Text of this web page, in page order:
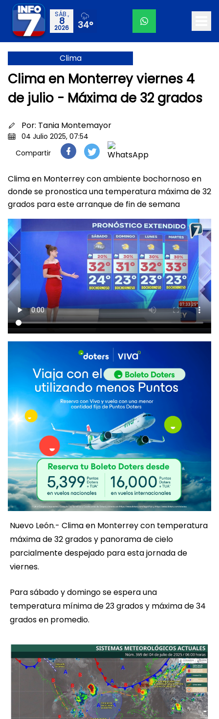
SÁB.,
8
2026 34°
Clima
Clima en Monterrey viernes 4
de julio - Máxima de 32 grados
Por: Tania Montemayor
04 Julio 2025, 07:54
Compartir
Clima en Monterrey con ambiente bochornoso en
donde se pronostica una temperatura máxima de 32
grados para este arranque de fin de semana
Nuevo León.- Clima en Monterrey con temperatura
máxima de 32 grados y panorama de cielo
parcialmente despejado para esta jornada de
viernes.
Para sábado y domingo se espera una
temperatura mínima de 23 grados y máxima de 34
grados en promedio.